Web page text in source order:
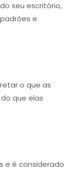
seu escritório,
e
o que as
que elas
e é considerado